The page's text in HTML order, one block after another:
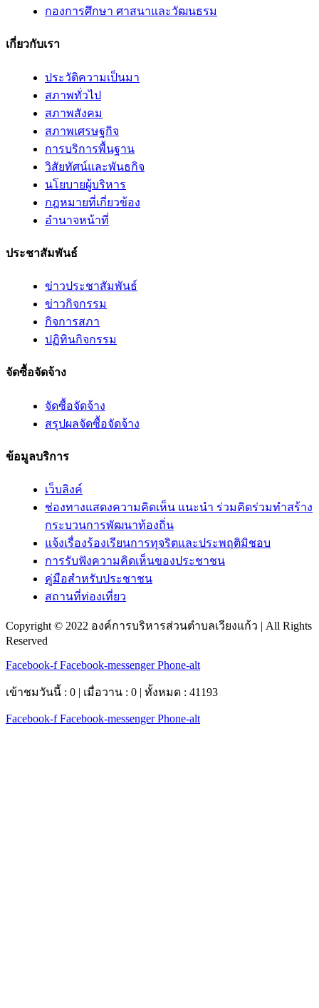
กองการศึกษา ศาสนาและวัฒนธรม
เกี่ยวกับเรา
ประวัติความเป็นมา
สภาพทั่วไป
สภาพสังคม
สภาพเศรษฐกิจ
การบริการพื้นฐาน
วิสัยทัศน์และพันธกิจ
นโยบายผู้บริหาร
กฎหมายที่เกี่ยวข้อง
อํานาจหน้าที่
ประชาสัมพันธ์
ข่าวประชาสัมพันธ์
ข่าวกิจกรรม
กิจการสภา
ปฏิทินกิจกรรม
จัดซื้อจัดจ้าง
จัดซื้อจัดจ้าง
สรุปผลจัดซื้อจัดจ้าง
ข้อมูลบริการ
เว็บลิงค์
ช่องทางแสดงความคิดเห็น แนะนำ ร่วมคิดร่วมทำสร้าง
กระบวนการพัฒนาท้องถิ่น
แจ้งเรื่องร้องเรียนการทุจริตและประพฤติมิชอบ
การรับฟังความคิดเห็นของประชาชน
คู่มือสำหรับประชาชน
สถานที่ท่องเที่ยว
Copyright © 2022 องค์การบริหารส่วนตำบลเวียงแก้ว | All Rights
Reserved
Facebook-f Facebook-messenger Phone-alt
เข้าชมวันนี้ : 0 | เมื่อวาน : 0 | ทั้งหมด : 41193
Facebook-f Facebook-messenger Phone-alt